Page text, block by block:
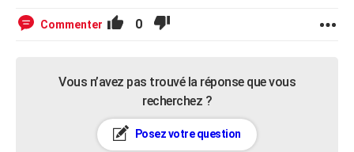
Commenter 0
Vous n’avez pas trouvé la réponse que vous
recherchez ?
Posez votre question